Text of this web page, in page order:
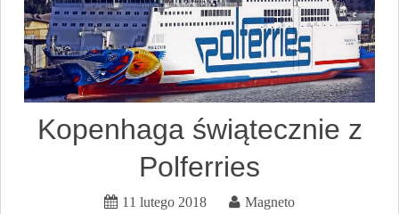
Kopenhaga świątecznie z
Polferries
11 lutego 2018 Magneto